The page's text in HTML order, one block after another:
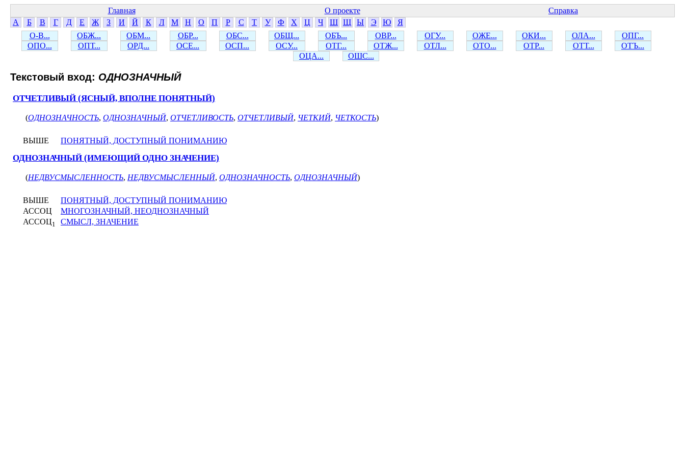
Главная О проекте
Справка
А
Б В Г Д Е Ж З И Й К Л М Н О П Р С Т У Ф Х Ц Ч Ш Щ Ы Э Ю
Я
О-В...
ОБЖ... ОБМ... ОБР... ОБС... ОБЩ... ОБЪ... ОВР... ОГУ... ОЖЕ... ОКИ... ОЛА...
ОПГ...
ОПО...
ОПТ... ОРД... ОСЕ... ОСП... ОСУ... ОТГ... ОТЖ... ОТЛ... ОТО... ОТР... ОТТ...
ОТЪ...
ОЦА...
ОШС...
Текстовый вход: ОДНОЗНАЧНЫЙ
ОТЧЕТЛИВЫЙ (ЯСНЫЙ, ВПОЛНЕ ПОНЯТНЫЙ)
(ОДНОЗНАЧНОСТЬ, ОДНОЗНАЧНЫЙ, ОТЧЕТЛИВОСТЬ, ОТЧЕТЛИВЫЙ, ЧЕТКИЙ, ЧЕТКОСТЬ)
ВЫШЕ ПОНЯТНЫЙ, ДОСТУПНЫЙ ПОНИМАНИЮ
ОДНОЗНАЧНЫЙ (ИМЕЮЩИЙ ОДНО ЗНАЧЕНИЕ)
(НЕДВУСМЫСЛЕННОСТЬ, НЕДВУСМЫСЛЕННЫЙ, ОДНОЗНАЧНОСТЬ, ОДНОЗНАЧНЫЙ)
ВЫШЕ
ПОНЯТНЫЙ, ДОСТУПНЫЙ ПОНИМАНИЮ
АССОЦ
МНОГОЗНАЧНЫЙ, НЕОДНОЗНАЧНЫЙ
АССОЦ1 СМЫСЛ, ЗНАЧЕНИЕ